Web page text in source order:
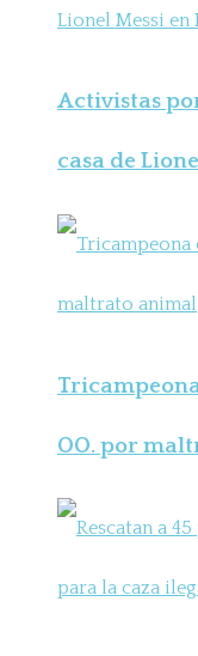
Activistas
casa de
OO. por